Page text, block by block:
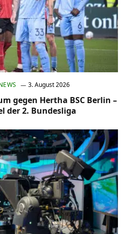
3. August 2026
gegen Hertha BSC Berlin –
der 2. Bundesliga